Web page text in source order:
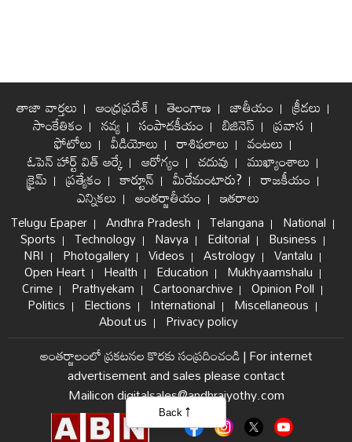
తాజా వార్తలు ఆంధ్రప్రదేశ్ తెలంగాణ జాతీయం క్రీడలు
సాంకేతికం నవ్య సంపాదకీయం బిజినెస్ ప్రవాస
ఫోటోలు వీడియోలు రాశిఫలాలు వంటలు
ఓపెన్ హార్ట్ విత్ ఆర్కే ఆరోగ్యం చదువు ముఖ్యాంశాలు
క్రైమ్ ప్రత్యేకం కార్టూన్ మీరేమంటారు? రాజకీయం
ఎన్నికలు అంతర్జాతీయం ఇతరాలు
Telugu Epaper Andhra Pradesh Telangana National
Sports Technology Navya Editorial Business
NRI Photogallery Videos Astrology Vantalu
Open Heart Health Education Mukhyaamshalu
Crime Prathyekam Cartoonarchive Opinion Poll
Politics Elections International Miscellaneous
About us Privacy policy
అంతర్జాలంలో ప్రకటనల కొరకు సంప్రదించండి|For internet
advertisement and sales please contact
Mailicon digitalsales@andhrajyothy.com
Back